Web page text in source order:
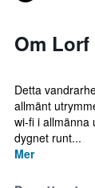
Om
Detta
allmänt
wi-fi i allmänna
dygnet runt...
Mer